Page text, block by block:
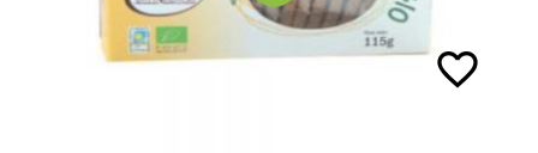
favorite_border